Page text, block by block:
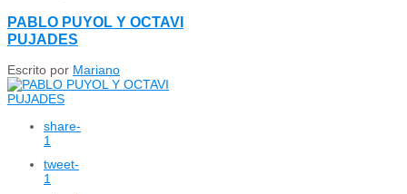
PABLO PUYOL Y OCTAVI
PUJADES
Escrito por Mariano
share-
1
tweet-
1